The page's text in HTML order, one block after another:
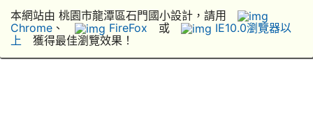
本網站由 桃園市龍潭區石門國小設計，請用
Chrome 、 FireFox 或
IE10.0瀏覽器以
上 獲得最佳瀏覽效果！